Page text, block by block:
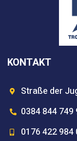
KONTAKT
Straße der
0384 844 749
0176 422 984